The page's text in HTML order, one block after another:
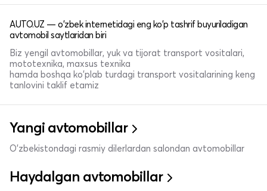
AUTO.UZ — o'zbek internetidagi eng ko'p tashrif buyuriladigan
avtomobil saytlaridan biri
Biz yengil avtomobillar, yuk va tijorat transport vositalari,
mototexnika, maxsus texnika
hamda boshqa ko'plab turdagi transport vositalarining keng
tanlovini taklif etamiz
Yangi avtomobillar
O'zbekistondagi rasmiy dilerlardan salondan avtomobillar
Haydalgan avtomobillar